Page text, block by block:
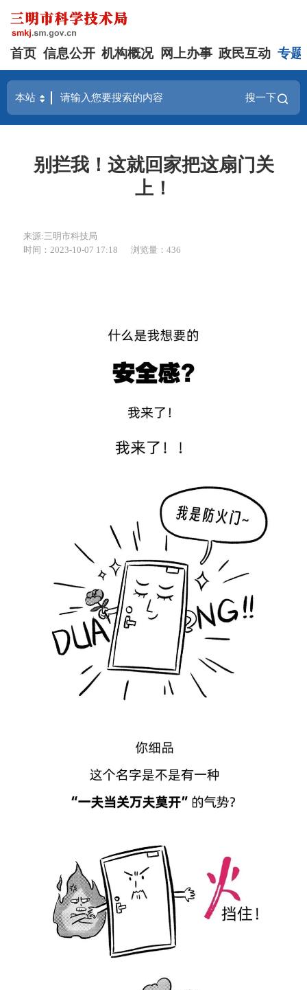
首页 信息公开 机构概况 网上办事 政民互动 专题
搜一下
别拦我！这就回家把这扇门关
上！
来源:三明市科技局
时间：2023-10-07 17:18
浏览量：436